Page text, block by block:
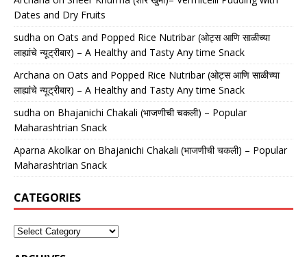
Dates and Dry Fruits
sudha on Oats and Popped Rice Nutribar (ओट्स आणि साळीच्या
लाह्यांचे न्यूट्रीबार) – A Healthy and Tasty Any time Snack
Archana on Oats and Popped Rice Nutribar (ओट्स आणि साळीच्या
लाह्यांचे न्यूट्रीबार) – A Healthy and Tasty Any time Snack
sudha on Bhajanichi Chakali (भाजणीची चकली) – Popular
Maharashtrian Snack
Aparna Akolkaron Bhajanichi Chakali (भाजणीची चकली) – Popular
Maharashtrian Snack
CATEGORIES